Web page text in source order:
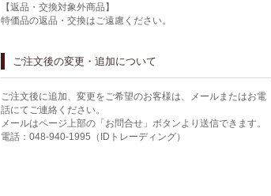
【返品・交換対象外商品】
特価品の返品・交換はご遠慮ください。
ご注文後の変更・追加について
ご注文後に追加、変更をご希望のお客様は、メールまたはお電
話にてご連絡ください。
メールはページ上部の「お問合せ」ボタンより送信できます。
電話：048-940-1995（IDトレーディング）